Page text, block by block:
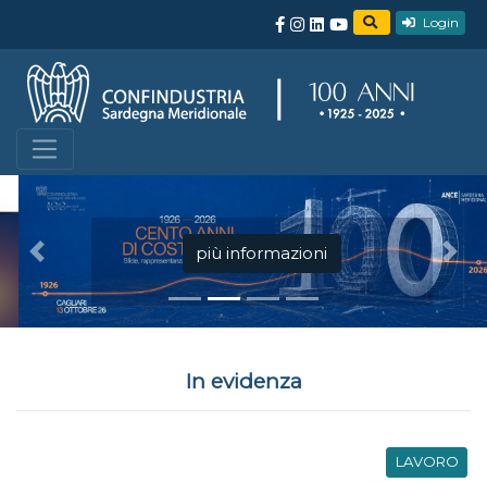
Login
più informazioni
Precedente
In evidenza
LAVORO